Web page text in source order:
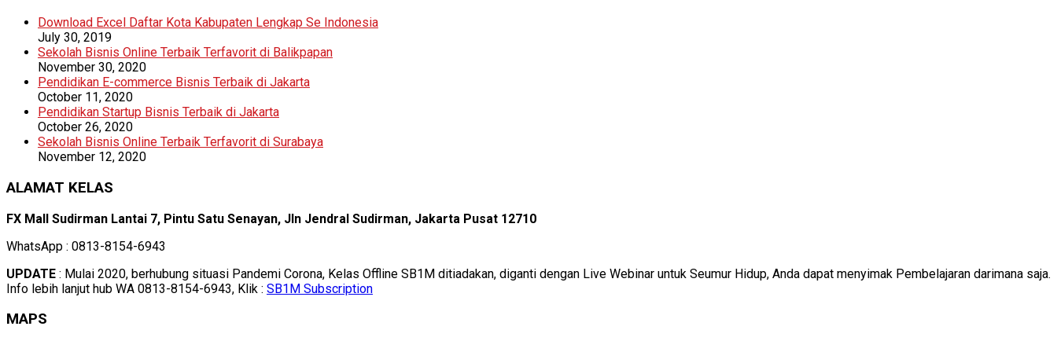
Download Excel Daftar Kota Kabupaten Lengkap Se Indonesia
July 30, 2019
Sekolah Bisnis Online Terbaik Terfavorit di Balikpapan
November 30, 2020
Pendidikan E-commerce Bisnis Terbaik di Jakarta
October 11, 2020
Pendidikan Startup Bisnis Terbaik di Jakarta
October 26, 2020
Sekolah Bisnis Online Terbaik Terfavorit di Surabaya
November 12, 2020
ALAMAT KELAS
FX Mall Sudirman Lantai 7, Pintu Satu Senayan, Jln Jendral Sudirman, Jakarta Pusat 12710
WhatsApp : 0813-8154-6943
UPDATE : Mulai 2020, berhubung situasi Pandemi Corona, Kelas Offline SB1M ditiadakan, diganti dengan Live Webinar untuk Seumur Hidup, Anda dapat menyimak Pembelajaran darimana saja.
Info lebih lanjut hub WA 0813-8154-6943, Klik : SB1M Subscription
MAPS